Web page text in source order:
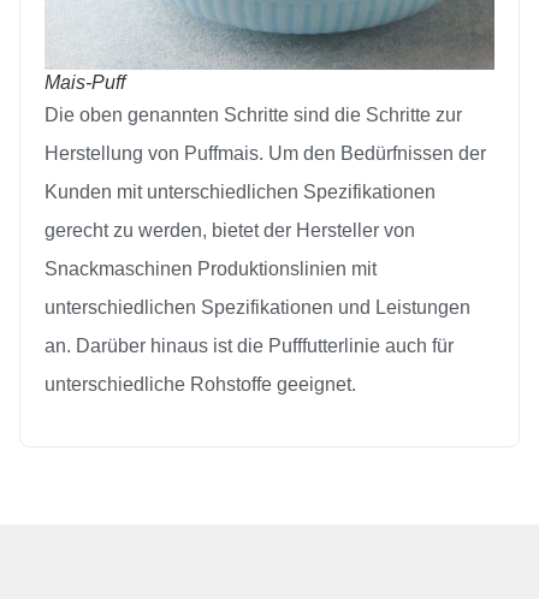
Mais-Puff
Die oben genannten Schritte sind die Schritte zur
Herstellung von Puffmais. Um den Bedürfnissen der
Kunden mit unterschiedlichen Spezifikationen
gerecht zu werden, bietet der Hersteller von
Snackmaschinen Produktionslinien mit
unterschiedlichen Spezifikationen und Leistungen
an. Darüber hinaus ist die Pufffutterlinie auch für
unterschiedliche Rohstoffe geeignet.